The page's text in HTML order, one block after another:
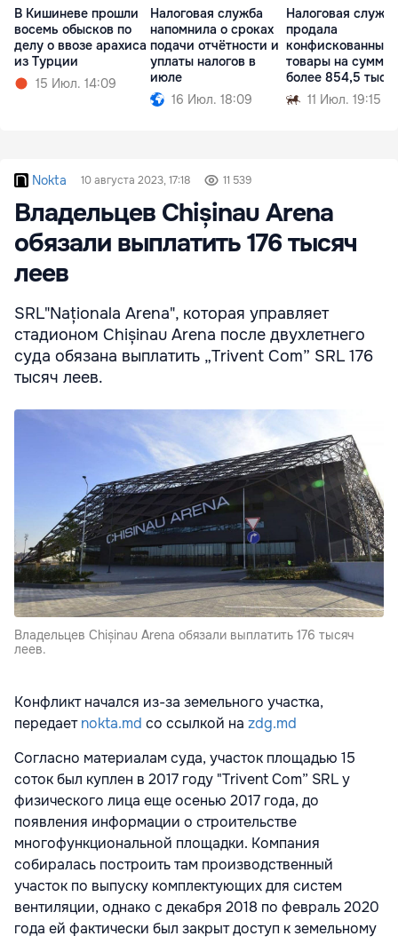
В Кишиневе прошли
восемь обысков по
делу о ввозе арахиса
из Турции
15 Июл. 14:09
Налоговая служба
напомнила о сроках
подачи отчётности и
уплаты налогов в
июле
16 Июл. 18:09
Налоговая служба
продала
конфискованные
товары на сумму
более 854,5
леев11 Июл. 19:15
Nokta 10 августа 2023, 17:18 11 539
Владельцев Chișinau Arena
обязали выплатить 176 тысяч
леев
SRL"Naționala Arena", которая управляет
стадионом Chișinau Arena после двухлетнего
суда обязана выплатить „Trivent Com” SRL 176
тысяч леев.
Владельцев Chișinau Arena обязали выплатить 176 тысяч
леев.
Конфликт начался из-за земельного участка,
передаетnokta.md со ссылкой на zdg.md
Согласно материалам суда, участок площадью 15
соток был куплен в 2017 году "Trivent Com” SRL у
физического лица еще осенью 2017 года, до
появления информации о строительстве
многофункциональной площадки. Компания
собиралась построить там производственный
участок по выпуску комплектующих для систем
вентиляции, однако с декабря 2018 по февраль 2020
года ей фактически был закрыт доступ к земельному